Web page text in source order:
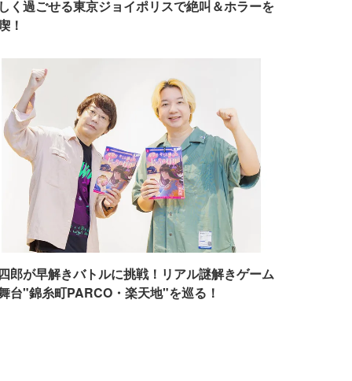
く過ごせる東京ジョイポリスで絶叫＆ホラーを
！
郎が早解きバトルに挑戦！リアル謎解きゲーム
台"錦糸町PARCO・楽天地"を巡る！